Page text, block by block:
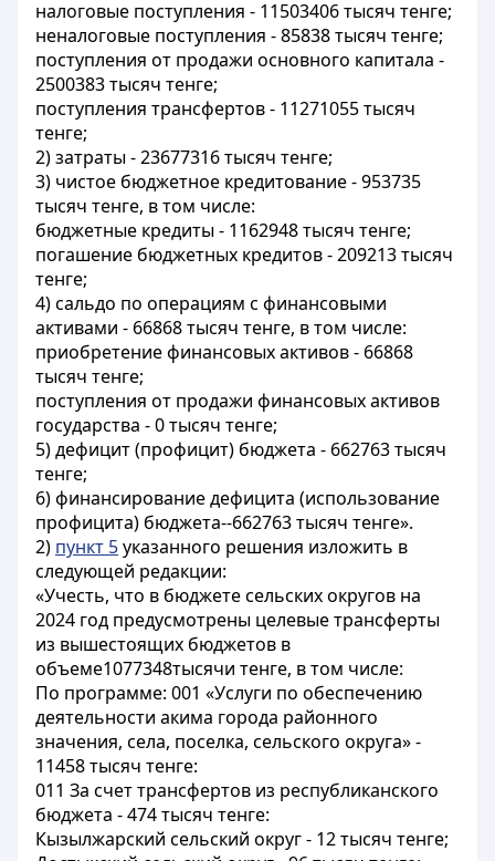
налоговые поступления - 11503406 тысяч тенге;
неналоговые поступления - 85838 тысяч тенге;
поступления от продажи основного капитала -
2500383 тысяч тенге;
поступления трансфертов - 11271055 тысяч
тенге;
2) затраты - 23677316 тысяч тенге;
3) чистое бюджетное кредитование - 953735
тысяч тенге, в том числе:
бюджетные кредиты - 1162948 тысяч тенге;
погашение бюджетных кредитов - 209213 тысяч
тенге;
4) сальдо по операциям с финансовыми
активами - 66868 тысяч тенге, в том числе:
приобретение финансовых активов - 66868
тысяч тенге;
поступления от продажи финансовых активов
государства - 0 тысяч тенге;
5) дефицит (профицит) бюджета - 662763 тысяч
тенге;
6) финансирование дефицита (использование
профицита) бюджета--662763 тысяч тенге».
2) пункт 5указанного решения изложить в
следующей редакции:
«Учесть, что в бюджете сельских округов на
2024 год предусмотрены целевые трансферты
из вышестоящих бюджетов в
объеме1077348тысячи тенге, в том числе:
По программе: 001 «Услуги по обеспечению
деятельности акима города районного
значения, села, поселка, сельского округа» -
11458 тысяч тенге:
011 За счет трансфертов из республиканского
бюджета - 474 тысяч тенге:
Кызылжарский сельский округ - 12 тысяч тенге;